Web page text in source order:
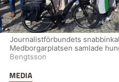
MEDIA
Journalistförbundets
Medborgarplatsen samlade
Bengtsson